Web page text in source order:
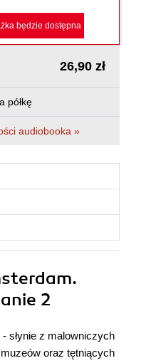
będzie dostępna
26,90 zł
półkę
audiobooka »
2
słynie z malowniczych
oraz tętniących